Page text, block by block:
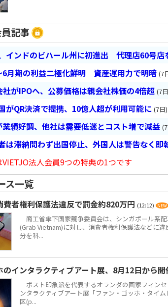
記事
インドのビハール州に初進出 代理店60号店
6月期の利益二極化鮮明 資産運用力で明暗 (7
社がIPOへ、公募価格は親会社株価の4倍超 (7
がQR決済で提携、10億人超が利用可能に (7日)
績好調、他社は需要低迷とコスト増で減益
は滞納問わず出国停止、外国人は警告なく即
VIETJO法人会員9つの特典の1つです
ス一覧
費者権利保護法違反で罰金約820万円 (12:12)
商工省傘下国家競争委員会は、シンガポール系
(Grab Vietnam)に対し、消費者権利保護法などに
分を科...
のインタラクティブアート展、8月12日から開
ポスト印象派を代表するオランダの画家フィン
ンタラクティブアート展「ファン・ゴッホ・タイ
区(p...